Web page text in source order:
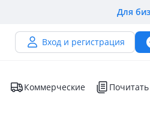
Для
Вход и регистрация
Коммерческие Почитать